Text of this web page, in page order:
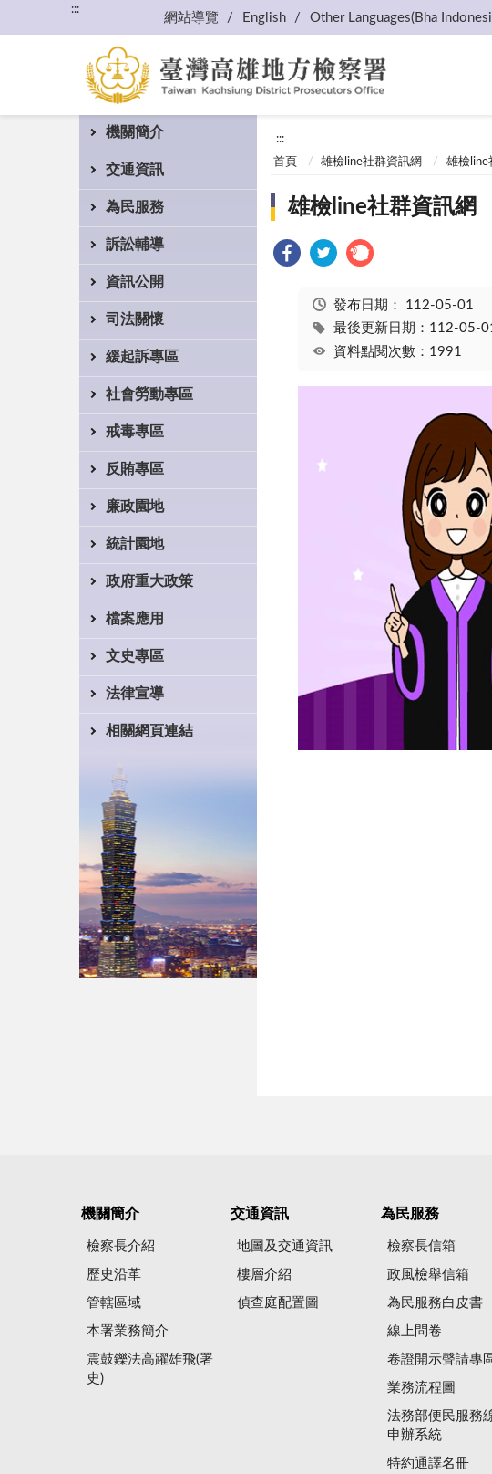
:::
網站導覽 English Other Languages(Bha
機關簡介
交通資訊
為民服務
訴訟輔導
資訊公開
司法關懷
緩起訴專區
社會勞動專區
戒毒專區
反賄專區
廉政園地
統計園地
政府重大政策
檔案應用
文史專區
法律宣導
相關網頁連結
:::
首頁 雄檢line社群資訊網 雄檢line
雄檢line社群資訊網
發布日期： 112-05-01
最後更新日期：112-05-
資料點閱次數：1991
機關簡介
檢察長介紹
歷史沿革
管轄區域
本署業務簡介
震鼓鑠法高躍雄飛(署
史)
交通資訊
地圖及交通資訊
樓層介紹
偵查庭配置圖
為民服務
檢察長信箱
政風檢舉信箱
為民服務白皮書
線上問卷
卷證開示聲請專
業務流程圖
法務部便民服務
申辦系統
特約通譯名冊